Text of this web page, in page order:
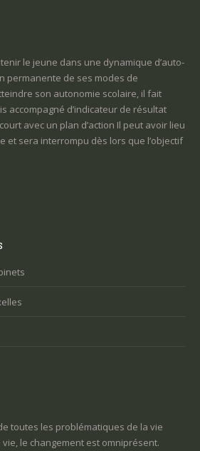
le jeune dans une dynamique d’auto-
permanente de ses modes de
son autonomie scolaire, il fait
accompagné d’indicateur de résultat
avec un plan d’action Il peut avoir lieu
et sera interrompu dès lors que l’objectif
toutes les problématiques de la vie
le changement est omniprésent.